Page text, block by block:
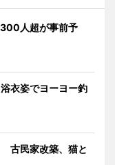
人超が事前予
衣姿でヨーヨー釣
古民家改築、猫と